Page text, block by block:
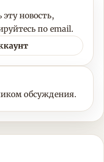
новость,
по email.
обсуждения.